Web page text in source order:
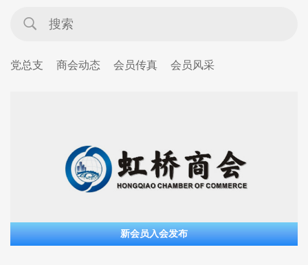
党总支 商会动态 会员传真 会员风采
新会员入会发布